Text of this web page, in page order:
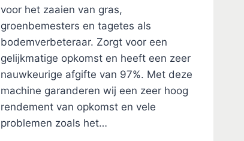
voor het zaaien van gras,
groenbemesters en tagetes als
bodemverbeteraar. Zorgt voor een
gelijkmatige opkomst en heeft een zeer
nauwkeurige afgifte van 97%. Met deze
machine garanderen wij een zeer hoog
rendement van opkomst en vele
problemen zoals het…